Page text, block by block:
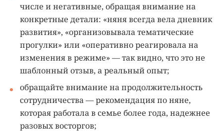
числе и негативные, обращая внимание на
конкретные детали: «няня всегда вела дневник
развития», «организовывала тематические
прогулки» или «оперативно реагировала на
изменения в режиме» — так видно, что это не
шаблонный отзыв, а реальный опыт;
обращайте внимание на продолжительность
сотрудничества — рекомендация по няне,
которая работала в семье более года, надежнее
разовых восторгов;